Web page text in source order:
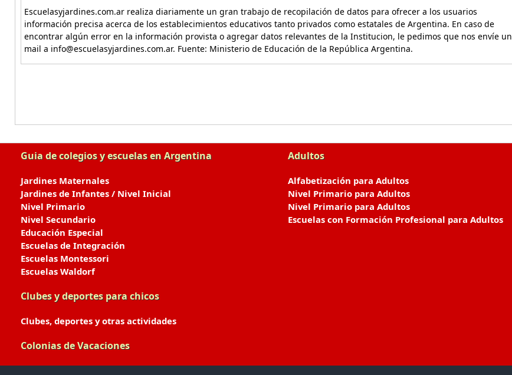
Escuelasyjardines.com.ar realiza diariamente un gran trabajo de recopilación de datos para ofrecer a los usuarios
información precisa acerca de los establecimientos educativos tanto privados como estatales de Argentina. En caso de
encontrar algún error en la información provista o agregar datos relevantes de la Institucion, le pedimos que nos envíe un
mail a info@escuelasyjardines.com.ar. Fuente: Ministerio de Educación de la República Argentina.
Guia de colegios y escuelas en Argentina
Jardines Maternales
Jardines de Infantes / Nivel Inicial
Nivel Primario
Nivel Secundario
Educación Especial
Escuelas de Integración
Escuelas Montessori
Escuelas Waldorf
Clubes y deportes para chicos
Clubes, deportes y otras actividades
Colonias de Vacaciones
Adultos
Alfabetización para Adultos
Nivel Primario para Adultos
Nivel Primario para Adultos
Escuelas con Formación Profesional para Adultos